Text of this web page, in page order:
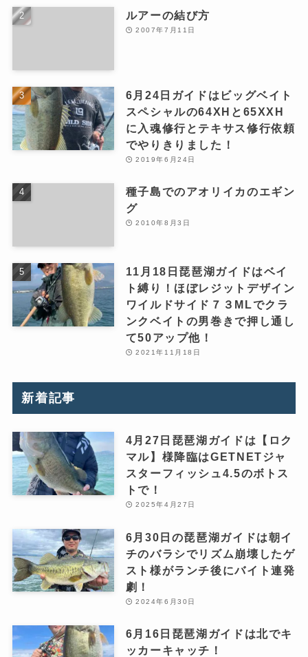
ルアーの結び方
2007年7月11日
6月24日ガイドはビッグベイト
スペシャルの64XHと65XXH
に入魂修行とテキサス修行依頼
でやりきりました！
2019年6月24日
種子島でのアオリイカのエギン
グ
2010年8月3日
11月18日琵琶湖ガイドはベイ
ト縛り！ほぼレジットデザイン
ワイルドサイド７３MLでクラ
ンクベイトの男巻きで押し通し
て50アップ他！
2021年11月18日
新着記事
4月27日琵琶湖ガイドは【ロク
マル】様降臨はGETNETジャ
スターフィッシュ4.5のボトス
トで！
2025年4月27日
6月30日の琵琶湖ガイドは朝イ
チのバラシでリズム崩壊したゲ
スト様がランチ後にバイト連発
劇！
2024年6月30日
6月16日琵琶湖ガイドは北でキ
ッカーキャッチ！